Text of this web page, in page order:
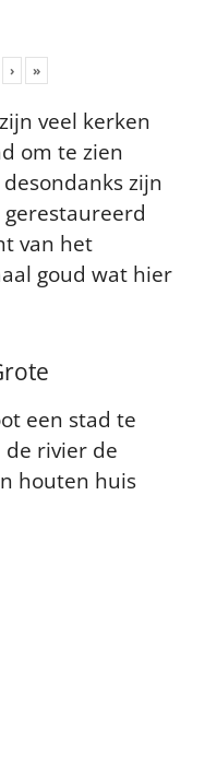
› »
veel kerken
om te zien
zijn
van het
goud wat hier
een stad te
rivier de
houten huis